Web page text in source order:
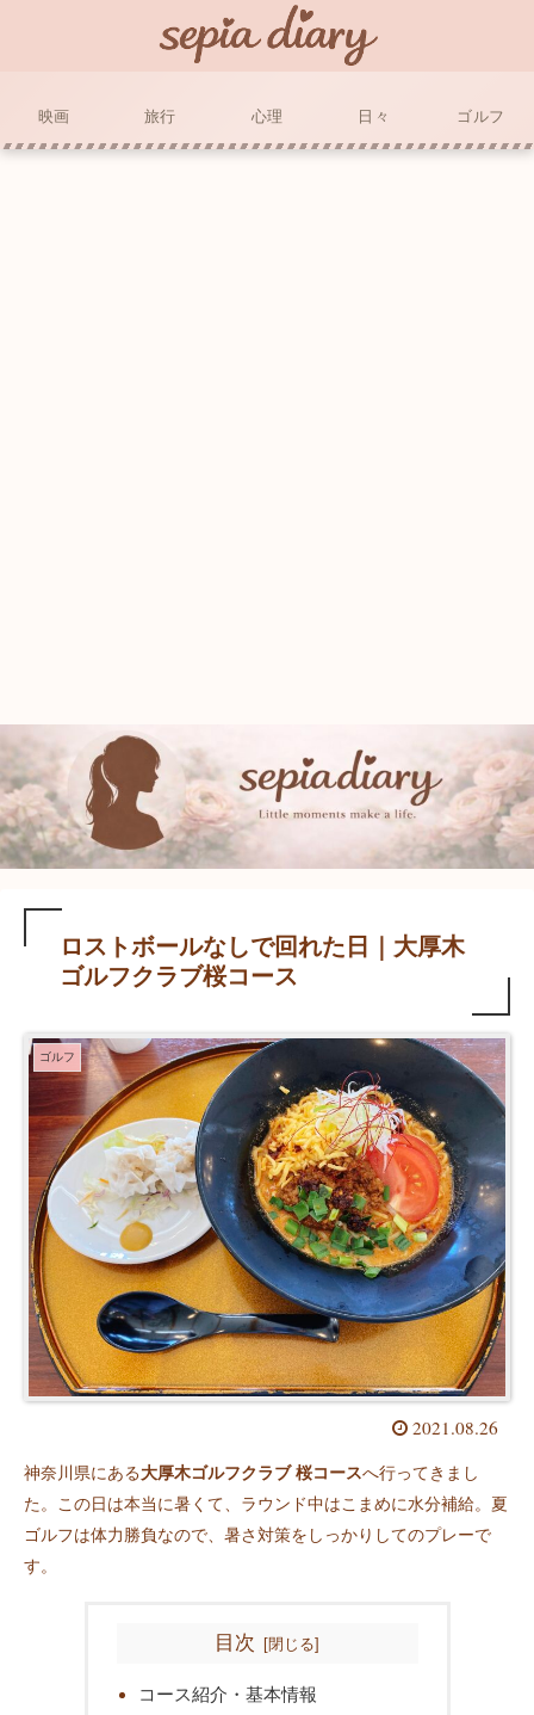
映画 旅行 心理 日々 ゴルフ
ロストボールなしで回れた日｜大厚木
ゴルフクラブ桜コース
ゴルフ
2021.08.26
神奈川県にある大厚木ゴルフクラブ 桜コースへ行ってきまし
た。この日は本当に暑くて、ラウンド中はこまめに水分補給。夏
ゴルフは体力勝負なので、暑さ対策をしっかりしてのプレーで
す。
目次
コース紹介・基本情報